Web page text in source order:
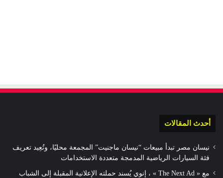
أحدث المقالات
نيسان مصر تبدأ مبيعات “نيسان ماجنيت” المجمعة محليًا، وتُعِيد تعريف
فئة السيارات الرياضية المدمجة متعددة الاستخدامات
مع « The Next Ad » ، إنوي يُسند حملته الإعلانية المقبلة إلى الشباب